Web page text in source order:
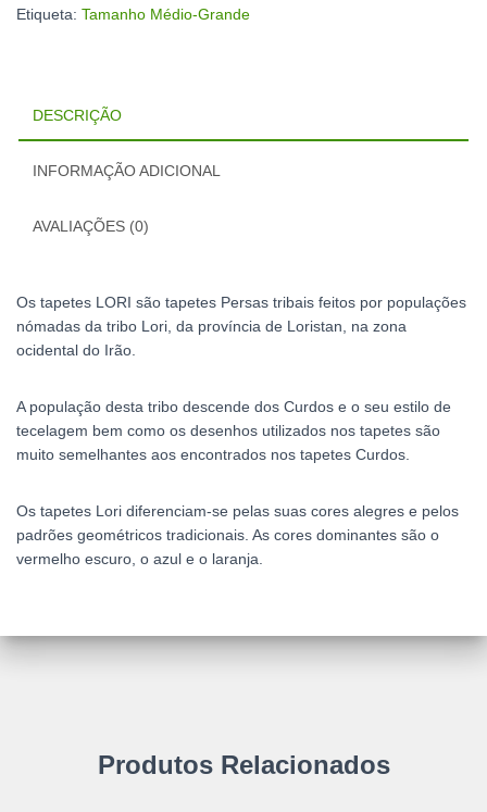
Etiqueta: Tamanho Médio-Grande
DESCRIÇÃO
INFORMAÇÃO ADICIONAL
AVALIAÇÕES (0)
Os tapetes LORI são tapetes Persas tribais feitos por populações
nómadas da tribo Lori, da província de Loristan, na zona
ocidental do Irão.
A população desta tribo descende dos Curdos e o seu estilo de
tecelagem bem como os desenhos utilizados nos tapetes são
muito semelhantes aos encontrados nos tapetes Curdos.
Os tapetes Lori diferenciam-se pelas suas cores alegres e pelos
padrões geométricos tradicionais. As cores dominantes são o
vermelho escuro, o azul e o laranja.
Produtos Relacionados